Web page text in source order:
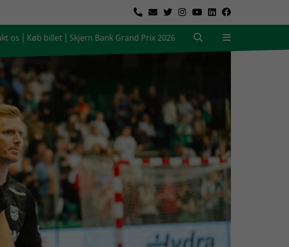
os Køb billet Skjern Bank Grand Prix 2026